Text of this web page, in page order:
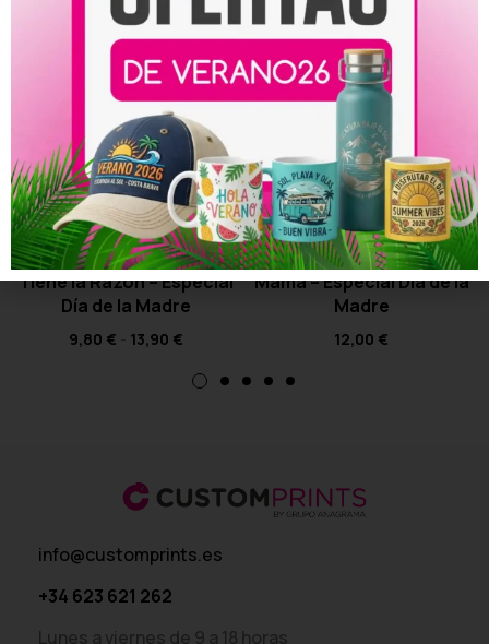
Camiseta Mamá Siempre
Tiene la Razón – Especial
Día de la Madre
9,80 € 13,90 €
Camiseta Drama, Café y
Mamá – Especial Día de la
Madre
12,00 €
info@customprints.es
+34 623 621 262
Lunes a viernes de 9 a 18 horas